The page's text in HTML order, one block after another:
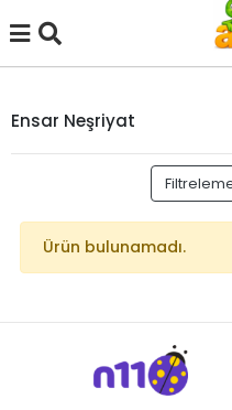
Ensar Neşriyat
Ürün bulunamadı.